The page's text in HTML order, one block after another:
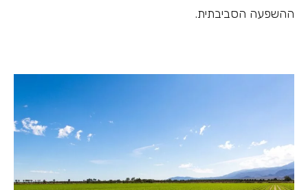
ההשפעה הסביבתית.